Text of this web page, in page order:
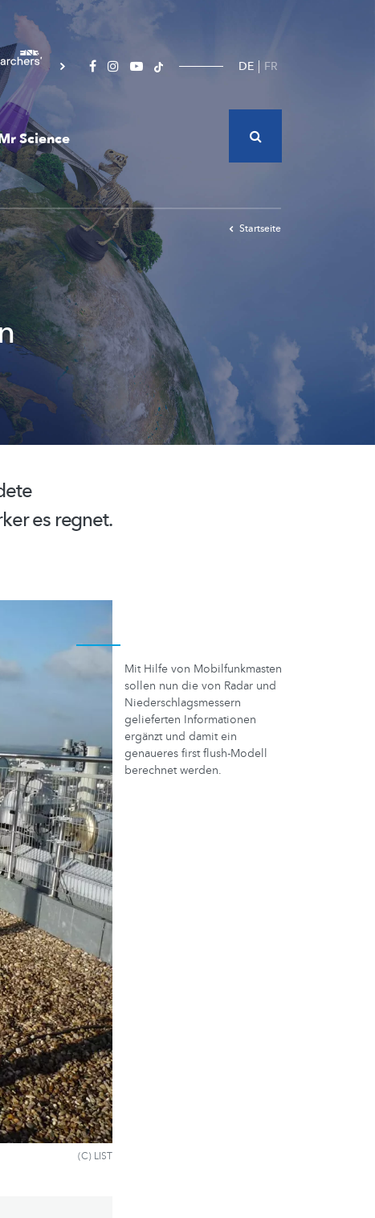
DE FR
Science
Startseite
es regnet.
(C) LIST
Mit Hilfe von Mobilfunkmasten
sollen nun die von Radar und
Niederschlagsmessern
gelieferten Informationen
ergänzt und damit ein
genaueres first flush-Modell
berechnet werden.